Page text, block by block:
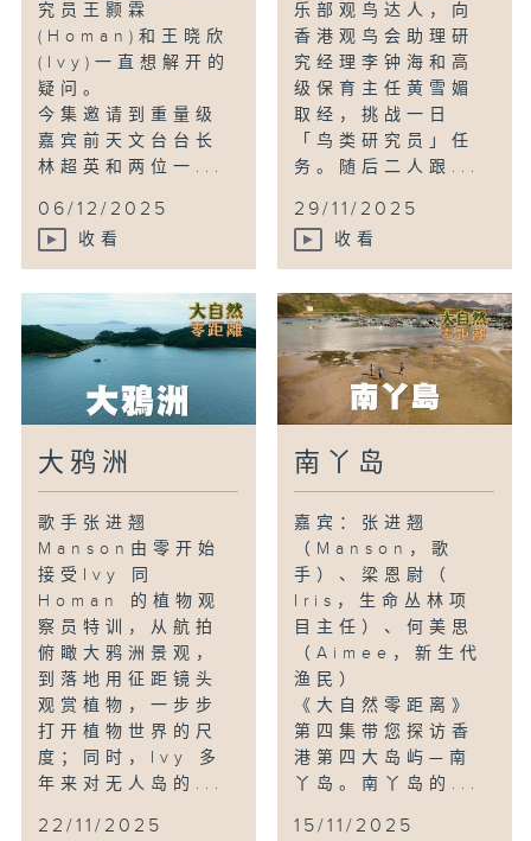
究员王颢霖
(Homan)和王晓欣
(Ivy)一直想解开的
疑问。
今集邀请到重量级
嘉宾前天文台台长
林超英和两位一...
06/12/2025
收看
乐部观鸟达人，向
香港观鸟会助理研
究经理李钟海和高
级保育主任黄雪媚
取经，挑战一日
「鸟类研究员」任
务。随后二人跟...
29/11/2025
收看
大鸦洲
歌手张进翘
Manson由零开始
接受Ivy 同
Homan 的植物观
察员特训，从航拍
俯瞰大鸦洲景观，
到落地用征距镜头
观赏植物，一步步
打开植物世界的尺
度；同时，Ivy 多
年来对无人岛的...
22/11/2025
南丫岛
嘉宾：张进翘
（Manson，歌
手）、梁恩尉（
Iris，生命丛林项
目主任）、何美思
（Aimee，新生代
渔民）
《大自然零距离》
第四集带您探访香
港第四大岛屿—南
丫岛。南丫岛的...
15/11/2025